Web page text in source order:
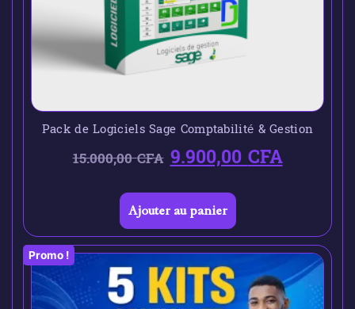
Pack de Logiciels Sage Comptabilité & Gestion
15.000,00CFA 9.900,00CFA
Ajouter au panier
Promo !